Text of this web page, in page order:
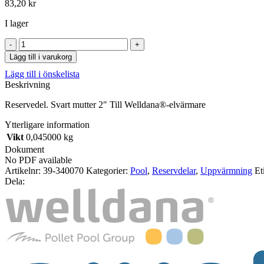
83,20 kr
I lager
Svart
mutter
2"
Till
Welldana®-
mängd
Lägg till i varukorg
Lägg till i önskelista
Beskrivning
Reservedel. Svart mutter 2″ Till Welldana®-elvärmare
Ytterligare information
Vikt 0,045000 kg
Dokument
No PDF available
Artikelnr: 39-340070 Kategorier: Pool, Reservdelar, Uppvärmning
Dela: